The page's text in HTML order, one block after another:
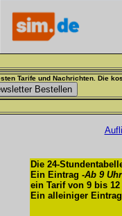
Tarife und Nachrichten. Die
Die 24-
Ein Eintrag -Ab 9 Uhr
ein Tarif von 9 bis
Ein alleiniger Eintrag